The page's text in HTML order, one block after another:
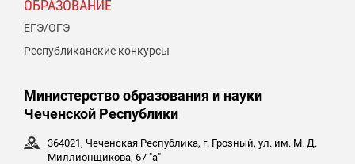
ОБРАЗОВАНИЕ
ЕГЭ/ОГЭ
Республиканские конкурсы
Министерство образования и науки
Чеченской Республики
364021, Чеченская Республика, г. Грозный, ул. им. М. Д.
Миллионщикова, 67 "а"